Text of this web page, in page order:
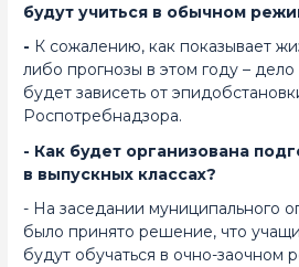
будут учиться в обычном
- К сожалению, как показывает
либо прогнозы в этом году –
будет зависеть от
Роспотребнадзора.
- Как будет организована
в выпускных классах?
- На заседании муниципального
было принято решение, что
будут обучаться в очно-заочном